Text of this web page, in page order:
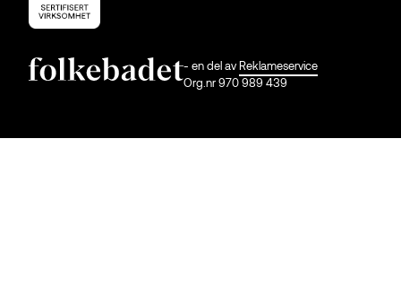
- en del avReklameservice
Org.nr 970 989 439